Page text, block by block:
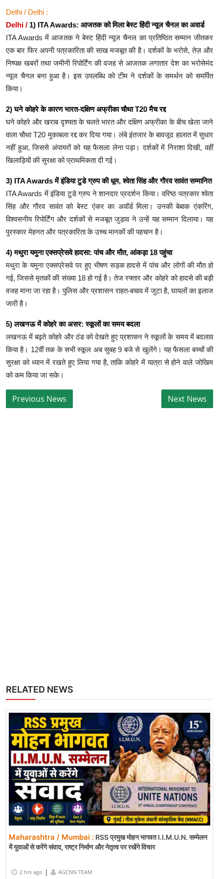
Delhi / Delhi :
Delhi / 1) ITA Awards: आजतक को मिला बेस्ट हिंदी न्यूज चैनल का अवार्ड
ITA Awards में आजतक ने बेस्ट हिंदी न्यूज चैनल का प्रतिष्ठित सम्मान जीतकर
एक बार फिर अपनी पत्रकारिता की साख मजबूत की है। दर्शकों के भरोसे, तेज़ और
निष्पक्ष खबरों तथा जमीनी रिपोर्टिंग की वजह से आजतक लगातार देश का भरोसेमंद
न्यूज चैनल बना हुआ है। इस उपलब्धि को टीम ने दर्शकों के समर्थन को समर्पित
किया।
2) घने कोहरे के कारण भारत-दक्षिण अफ्रीका चौथा T20 मैच रद्द
घने कोहरे और खराब दृश्यता के चलते भारत और दक्षिण अफ्रीका के बीच खेला जाने
वाला चौथा T20 मुकाबला रद्द कर दिया गया। लंबे इंतजार के बावजूद हालात में सुधार
नहीं हुआ, जिससे अंपायरों को यह फैसला लेना पड़ा। दर्शकों में निराशा दिखी, वहीं
खिलाड़ियों की सुरक्षा को प्राथमिकता दी गई।
3) ITA Awards में इंडिया टुडे ग्रुप की धूम, श्वेता सिंह और गौरव सावंत सम्मानित
ITA Awards में इंडिया टुडे ग्रुप ने शानदार प्रदर्शन किया। वरिष्ठ पत्रकार श्वेता
सिंह और गौरव सावंत को बेस्ट एंकर का अवॉर्ड मिला। उनकी बेबाक एंकरिंग,
विश्वसनीय रिपोर्टिंग और दर्शकों से मजबूत जुड़ाव ने उन्हें यह सम्मान दिलाया। यह
पुरस्कार मेहनत और पत्रकारिता के उच्च मानकों की पहचान है।
4) मथुरा यमुना एक्सप्रेसवे हादसा: पांच और मौत, आंकड़ा 18 पहुंचा
मथुरा के यमुना एक्सप्रेसवे पर हुए भीषण सड़क हादसे में पांच और लोगों की मौत हो
गई, जिससे मृतकों की संख्या 18 हो गई है। तेज रफ्तार और कोहरे को हादसे की बड़ी
वजह माना जा रहा है। पुलिस और प्रशासन राहत-बचाव में जुटा है, घायलों का इलाज
जारी है।
5) लखनऊ में कोहरे का असर: स्कूलों का समय बदला
लखनऊ में बढ़ते कोहरे और ठंड को देखते हुए प्रशासन ने स्कूलों के समय में बदलाव
किया है। 12वीं तक के सभी स्कूल अब सुबह 9 बजे से खुलेंगे। यह फैसला बच्चों की
सुरक्षा को ध्यान में रखते हुए लिया गया है, ताकि कोहरे में यात्रा से होने वाले जोखिम
को कम किया जा सके।
RELATED NEWS
Maharashtra / Mumbai : RSS प्रमुख मोहन भागवत I.I.M.U.N. सम्मेलन
में युवाओं से करेंगे संवाद, राष्ट्र निर्माण और नेतृत्व पर रखेंगे विचार
2 hrs ago | AGCNN TEAM